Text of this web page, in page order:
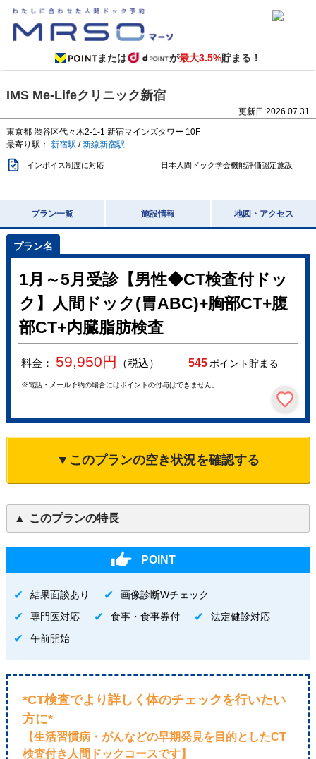
または が最大3.5%貯まる！
IMS Me-Lifeクリニック新宿
更新日:2026.07.31
東京都 渋谷区代々木2-1-1 新宿マインズタワー 10F
最寄り駅： 新宿駅 /新線新宿駅
インボイス制度に対応 日本人間ドック学会機能評価認定施設
プラン一覧 施設情報 地図・アクセス
1月～5月受診【男性◆CT検査付ドッ
ク】人間ドック(胃ABC)+胸部CT+腹
部CT+内臓脂肪検査
料金： 59,950円 （税込） 545ポイント貯まる
※電話・メール予約の場合にはポイントの付与はできません。
▼このプランの空き状況を確認する
このプランの特長
POINT
結果面談あり
画像診断Wチェック
専門医対応
食事・食事券付
法定健診対応
午前開始
*CT検査でより詳しく体のチェックを行いたい
方に*
【生活習慣病・がんなどの早期発見を目的としたCT
検査付き人間ドックコースです】